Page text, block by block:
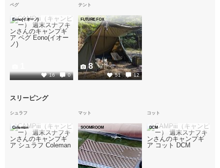
ペグ
Eono(イオーノ)
16 0
テント
FUTURE FOX
51 12
8
スリーピング
シュラフ
Coleman
マット
SOOMROOM
コット
DCM